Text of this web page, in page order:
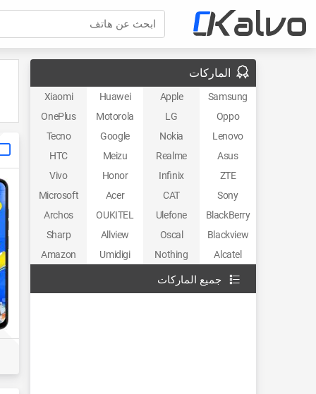
ابحث عن هاتف
الماركات
Samsung
Apple
Huawei
Xiaomi
Oppo
LG
Motorola
OnePlus
Lenovo
Nokia
Google
Tecno
Asus
Realme
Meizu
HTC
ZTE
Infinix
Honor
Vivo
Sony
CAT
Acer
Microsoft
BlackBerry
Ulefone
OUKITEL
Archos
Blackview
Oscal
Allview
Sharp
Alcatel
Nothing
Umidigi
Amazon
جميع الماركات